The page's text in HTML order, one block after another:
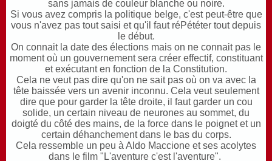
sans jamais de couleur blanche ou noire.
Si vous avez compris la politique belge, c'est peut-être que
vous n'avez pas tout saisi et qu'il faut réPététer tout depuis
le début.
On connait la date des élections mais on ne connait pas le
moment où un gouvernement sera créer effectif, constituant
et exécutant en fonction de la Constitution.
Cela ne veut pas dire qu'on ne sait pas où on va avec la
tête baissée vers un avenir inconnu. Cela veut seulement
dire que pour garder la tête droite, il faut garder un cou
solide, un certain niveau de neurones au sommet, du
doigté du côté des mains, de la force dans le poignet et un
certain déhanchement dans le bas du corps.
Cela ressemble un peu à Aldo Maccione et ses acolytes
dans le film "L'aventure c'est l'aventure".